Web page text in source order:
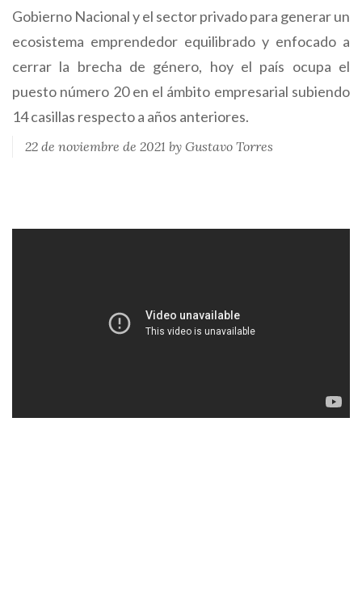
Gobierno Nacional y el sector privado para generar un
ecosistema emprendedor equilibrado y enfocado a
cerrar la brecha de género, hoy el país ocupa el
puesto número 20 en el ámbito empresarial subiendo
14 casillas respecto a años anteriores.
22 de noviembre de 2021 by Gustavo Torres